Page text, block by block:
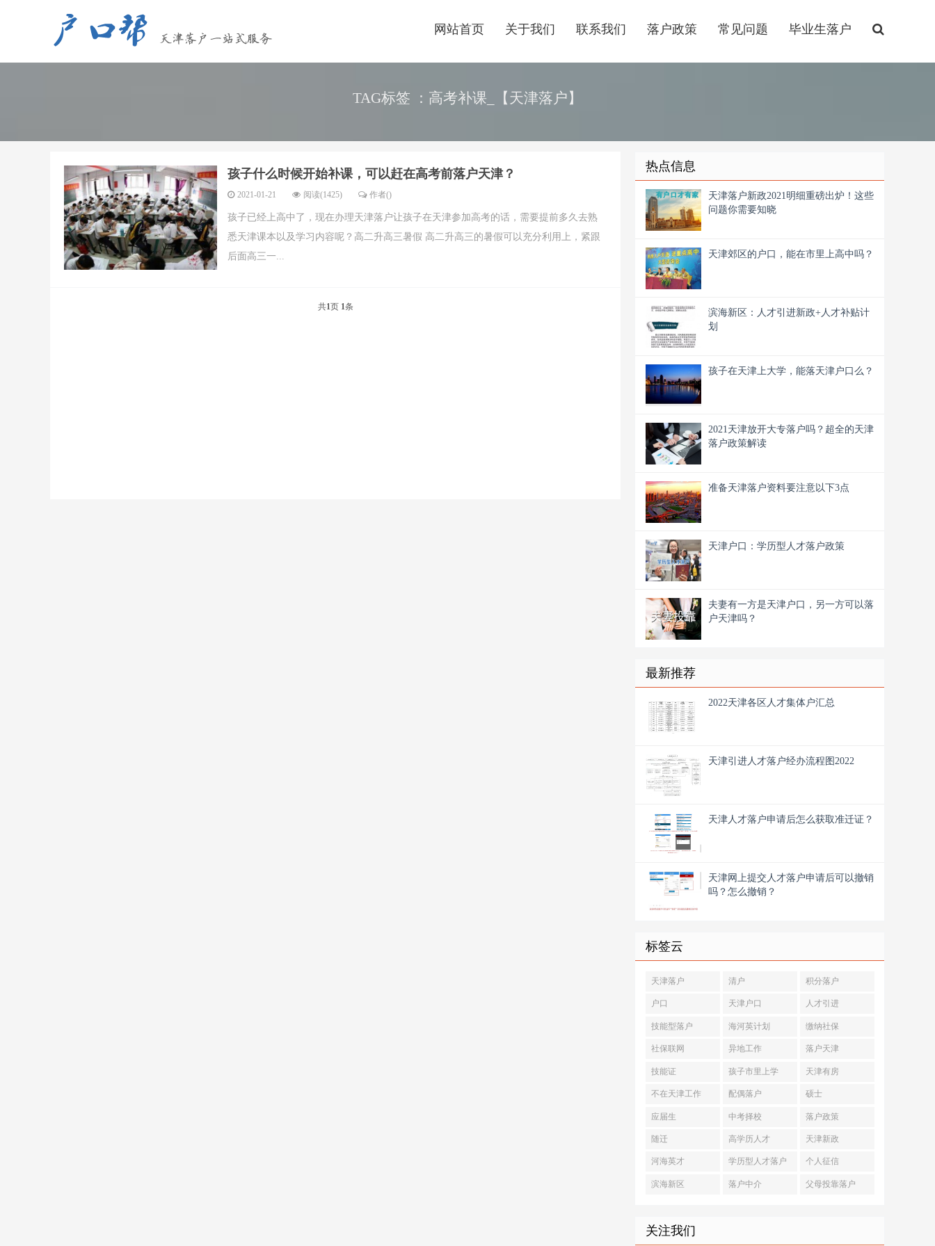
网站首页 关于我们 联系我们 落户政策 常见问题 毕业生落户
TAG标签 ：高考补课_【天津落户】
孩子什么时候开始补课，可以赶在高考前落户天津？
2021-01-21 阅读(1425) 作者()
孩子已经上高中了，现在办理天津落户让孩子在天津参加高考的话，需要提前多久去熟
悉天津课本以及学习内容呢？高二升高三暑假 高二升高三的暑假可以充分利用上，紧跟
后面高三一...
共1页 1条
热点信息
天津落户新政2021明细重磅出炉！这些
问题你需要知晓
天津郊区的户口，能在市里上高中吗？
滨海新区：人才引进新政+人才补贴计
划
孩子在天津上大学，能落天津户口么？
2021天津放开大专落户吗？超全的天津
落户政策解读
准备天津落户资料要注意以下3点
天津户口：学历型人才落户政策
夫妻有一方是天津户口，另一方可以落
户天津吗？
最新推荐
2022天津各区人才集体户汇总
天津引进人才落户经办流程图2022
天津人才落户申请后怎么获取准迁证？
天津网上提交人才落户申请后可以撤销
吗？怎么撤销？
标签云
天津落户 清户 积分落户
户口 天津户口 人才引进
技能型落户 海河英计划 缴纳社保
社保联网 异地工作 落户天津
技能证 孩子市里上学 天津有房
不在天津工作 配偶落户 硕士
应届生 中考择校 落户政策
随迁 高学历人才 天津新政
河海英才 学历型人才落户 个人征信
滨海新区 落户中介 父母投靠落户
关注我们